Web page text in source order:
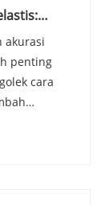
akurasi
penting
cara